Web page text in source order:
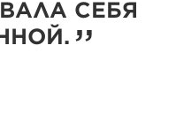
СЕБЯ